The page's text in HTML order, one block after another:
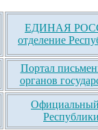
ЕДИНАЯ
отделение
Портал
органов
Официальный